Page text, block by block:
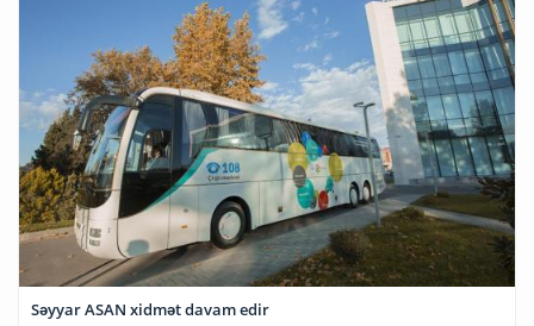
Səyyar ASAN xidmət davam edir